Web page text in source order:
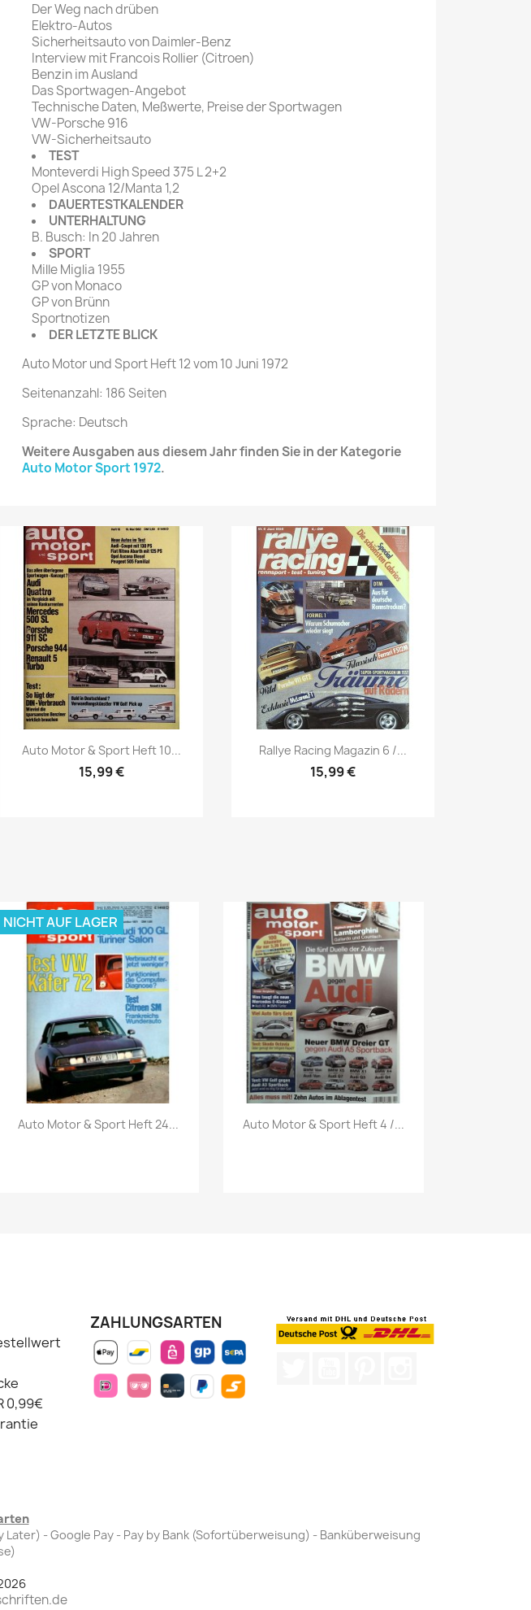
Magazin
Frankfurter Illustrierte
Der Weg nach drüben
Elektro-Autos
Sicherheitsauto von Daimler-Benz
Interview mit Francois Rollier (Citroen)
Benzin im Ausland
Das Sportwagen-Angebot
Technische Daten, Meßwerte, Preise der Sportwagen
VW-Porsche 916
VW-Sicherheitsauto
TEST
Monteverdi High Speed 375 L 2+2
Opel Ascona 12/Manta 1,2
DAUERTESTKALENDER
UNTERHALTUNG
B. Busch: In 20 Jahren
SPORT
Mille Miglia 1955
GP von Monaco
GP von Brünn
Sportnotizen
DER LETZTE BLICK
Auto Motor und Sport Heft 12 vom 10 Juni 1972
Seitenanzahl: 186 Seiten
Sprache: Deutsch
Weitere Ausgaben aus diesem Jahr finden Sie in der Kategorie
Auto Motor Sport 1972.
Vorschau
Auto Motor & Sport Heft 10...
15,99 €
Vorschau
Rallye Racing Magazin 6 /...
15,99 €
Vorschau
Auto Motor & Sport Heft 24...
NICHT AUF LAGER
Vorschau
Auto Motor & Sport Heft 4 /...
0,99€
ZAHLUNGSARTEN
Later) - Google Pay - Pay by Bank (Sofortüberweisung) - Banküberweisung